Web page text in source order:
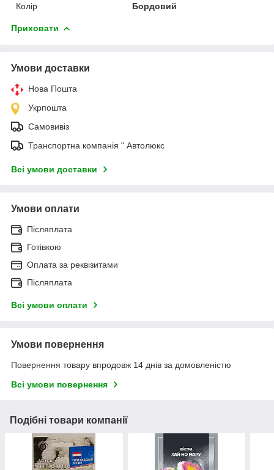
Колір
Бордовий
Приховати
Умови доставки
Нова Пошта
Укрпошта
Самовивіз
Транспортна компанія " Автолюкс
Всі умови доставки
Умови оплати
Післяплата
Готівкою
Оплата за реквізитами
Післяплата
Всі умови оплати
Умови повернення
Повернення товару впродовж 14 днів за домовленістю
Всі умови повернення
Подібні товари компанії